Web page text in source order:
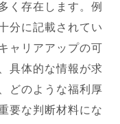
く存在します。例
分に記載されてい
ャリアアップの可
具体的な情報が求
どのような福利厚
要な判断材料にな